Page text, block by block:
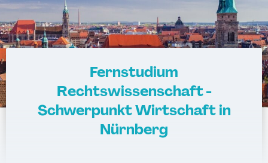
Fernstudium
Rechtswissenschaft -
Schwerpunkt Wirtschaft in
Nürnberg